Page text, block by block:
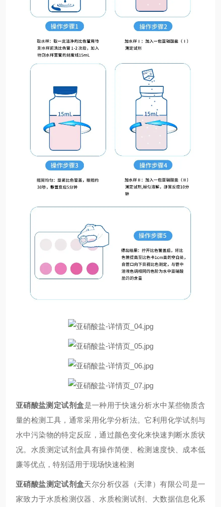
亚硝酸盐测定试剂盒‌是一种用于快速分析水中某些物质含
量的检测工具，通常采用化学分析法。它利用化学试剂与
水中污染物的特定反应，通过颜色变化来快速判断水质状
况。水质测定试剂盒具有操作简便、检测速度快、成本低
廉等优点，特别适用于现场快速检测‌
亚硝酸盐测定试剂盒天尔分析仪器（天津）有限公司是一
家致力于水质检测仪器、水质检测试剂、大数据信息化系